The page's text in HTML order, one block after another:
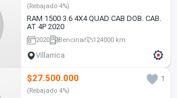
(Rebajado 4%)
RAM 1500 3.6 4X4 QUAD CAB DOB. CAB.
AT 4P 2020
2020 Bencina 124000 km
Villarrica
$27.500.000 1
(Rebajado 4%)